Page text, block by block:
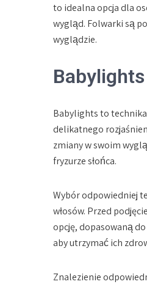
to idealna opcja dla
wygląd. Folwarki są
wyglądzie.
Babylights
Babylights to
delikatnego
zmiany w swoim
fryzurze słońca.
Wybór odpowiedniej
włosów. Przed
opcję, dopasowaną
aby utrzymać ich
Znalezienie